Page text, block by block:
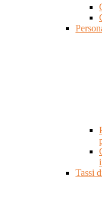
Tassi